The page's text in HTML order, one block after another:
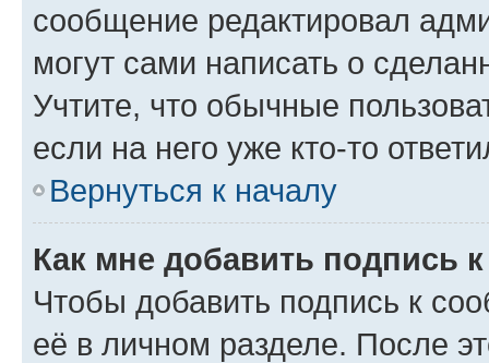
сообщение редактировал
могут сами написать о
Учтите, что обычные
если на него уже кто-то
Вернуться к началу
Как мне добавить подпись
Чтобы добавить подпись к
её в личном разделе. После